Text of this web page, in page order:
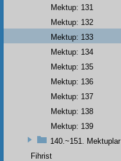
Mektup: 131
Mektup: 132
Mektup: 133
Mektup: 134
Mektup: 135
Mektup: 136
Mektup: 137
Mektup: 138
Mektup: 139
140.~151. Mektuplar
Fihrist